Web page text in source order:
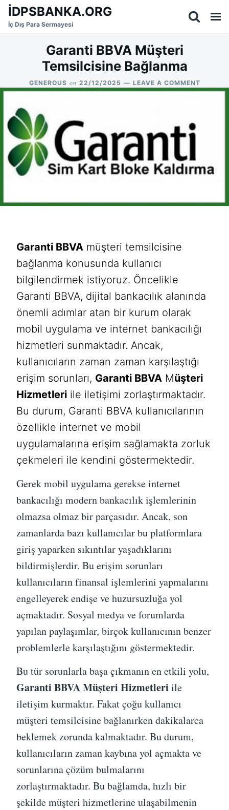
SkipSearch
for:
İDPSBANKA.ORG
İç Dış Para Sermayesi
Garanti BBVA Müşteri
Temsilcisine Bağlanma
GENEROUS on 22/12/2025 LEAVE A COMMENTON
Garanti BBVA müşteri temsilcisine
bağlanma konusunda kullanıcı
bilgilendirmek istiyoruz. Öncelikle
Garanti BBVA, dijital bankacılık alanında
önemli adımlar atan bir kurum olarak
mobil uygulama ve internet bankacılığı
hizmetleri sunmaktadır. Ancak,
kullanıcıların zaman zaman karşılaştığı
erişim sorunları, Garanti BBVA Müşteri
Hizmetleri ile iletişimi zorlaştırmaktadır.
Bu durum, Garanti BBVA kullanıcılarının
özellikle internet ve mobil
uygulamalarına erişim sağlamakta zorluk
çekmeleri ile kendini göstermektedir.
Gerek mobil uygulama gerekse internet
bankacılığı modern bankacılık işlemlerinin
olmazsa olmaz bir parçasıdır. Ancak, son
zamanlarda bazı kullanıcılar bu platformlara
giriş yaparken sıkıntılar yaşadıklarını
bildirmişlerdir. Bu erişim sorunları
kullanıcıların finansal işlemlerini yapmalarını
engelleyerek endişe ve huzursuzluğa yol
açmaktadır. Sosyal medya ve forumlarda
yapılan paylaşımlar, birçok kullanıcının benzer
problemlerle karşılaştığını göstermektedir.
Bu tür sorunlarla başa çıkmanın en etkili yolu,
Garanti BBVA Müşteri Hizmetleri ile
iletişim kurmaktır. Fakat çoğu kullanıcı
müşteri temsilcisine bağlanırken dakikalarca
beklemek zorunda kalmaktadır. Bu durum,
kullanıcıların zaman kaybına yol açmakta ve
sorunlarına çözüm bulmalarını
zorlaştırmaktadır. Bu bağlamda, hızlı bir
şekilde müşteri hizmetlerine ulaşabilmenin